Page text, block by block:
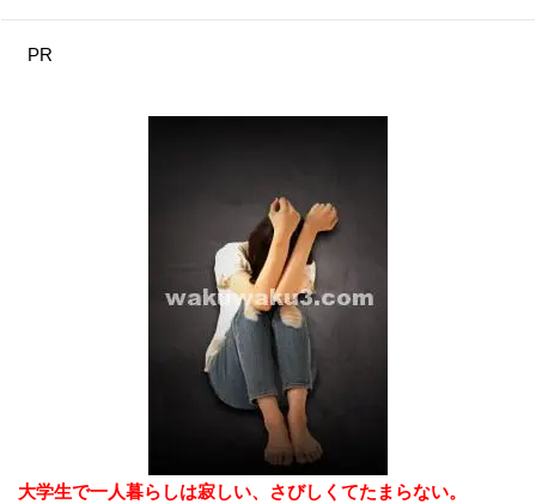
PR
大学生で一人暮らしは寂しい、さびしくてたまらない。